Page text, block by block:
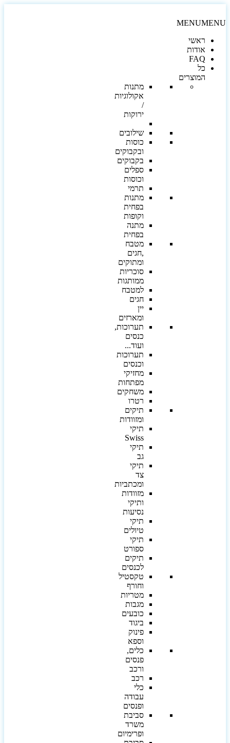
MENU
ראשי
אודות
FAQ
כל
המוצרים
מתנות
אקולוגיות
ירוקות
שילובים
כוסות
ובקבוקים
בקבוקים
ספלים
וכוסות
תרמי
מתנות
בפחית
וקופות
מתנה
בפחית
מטבח
,חגים
ומתוקים
סוכריות
ממותגות
למטבח
חגים
יין
ומארזים
תערוכות,
כנסים
ועוד...
תערוכות
וכנסים
מחזיקי
מפתחות
משחקים
רטרו
תיקים
ומזוודות
תיקי
Swiss
תיקי
תיקי
ומכתביות
מזוודות
ותיקי
נסיעות
תיקי
טיולים
תיקי
ספורט
תיקים
לכנסים
טקסטיל
וחורף
מטריות
מגבות
כובעים
ביגוד
פינוק
וספא
כלים,
פנסים
ורכב
רכב
כלי
עבודה
ופנסים
סביבת
משרד
ופרימיום